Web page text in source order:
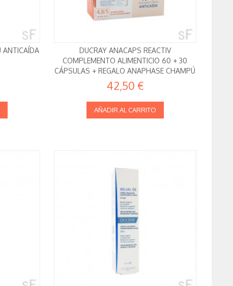
ANTICAÍDA
DUCRAY ANACAPS REACTIV
COMPLEMENTO ALIMENTICIO 60 + 30
CÁPSULAS + REGALO ANAPHASE CHAMPÚ
100 ML
42,50 €
AÑADIR AL CARRITO